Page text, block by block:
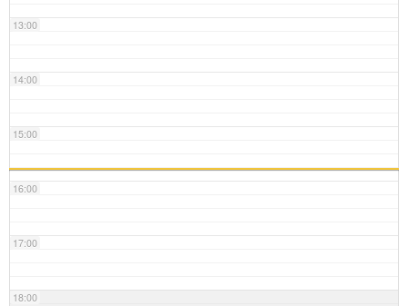
13:00
14:00
15:00
16:00
17:00
18:00